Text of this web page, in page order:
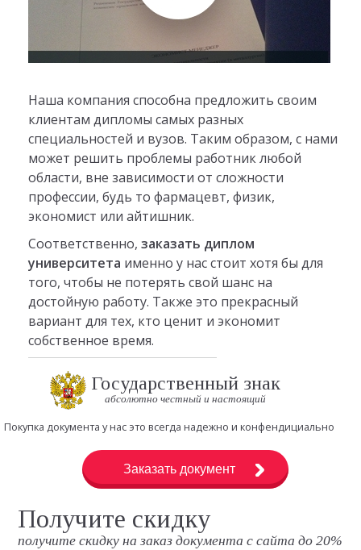
Наша компания способна предложить своим
клиентам дипломы самых разных
специальностей и вузов. Таким образом, с нами
может решить проблемы работник любой
области, вне зависимости от сложности
профессии, будь то фармацевт, физик,
экономист или айтишник.
Соответственно, заказать диплом
университета именно у нас стоит хотя бы для
того, чтобы не потерять свой шанс на
достойную работу. Также это прекрасный
вариант для тех, кто ценит и экономит
собственное время.
Государственный знак
абсолютно честный и настоящий
Покупка документа у нас это всегда надежно и конфендициально
Заказать документ
Получите скидку
получите скидку на заказ документа с сайта до 20%